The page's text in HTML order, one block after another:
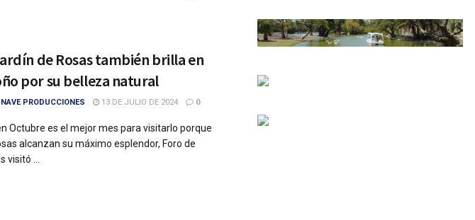
de Rosas también brilla en
por su belleza natural
PRODUCCIONES 13 DE JULIO DE 2024 0
Octubre es el mejor mes para visitarlo porque
alcanzan su máximo esplendor, Foro de
visitó ...